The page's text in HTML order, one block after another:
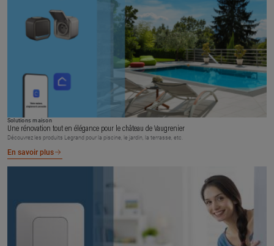
Solutions maison
Une rénovation tout en élégance pour le château de Vaugrenier
Découvrez les produits Legrand pour la piscine, le jardin, la terrasse, etc.
En savoir plus